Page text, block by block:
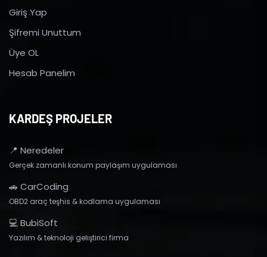
Giriş Yap
Şifremi Unuttum
Üye OL
Hesab Panelim
KARDEŞ PROJELER
📍 Neredeler
Gerçek zamanlı konum paylaşım uygulaması
🚗 CarCoding
OBD2 araç teşhis & kodlama uygulaması
💻 BubiSoft
Yazılım & teknoloji geliştirici firma